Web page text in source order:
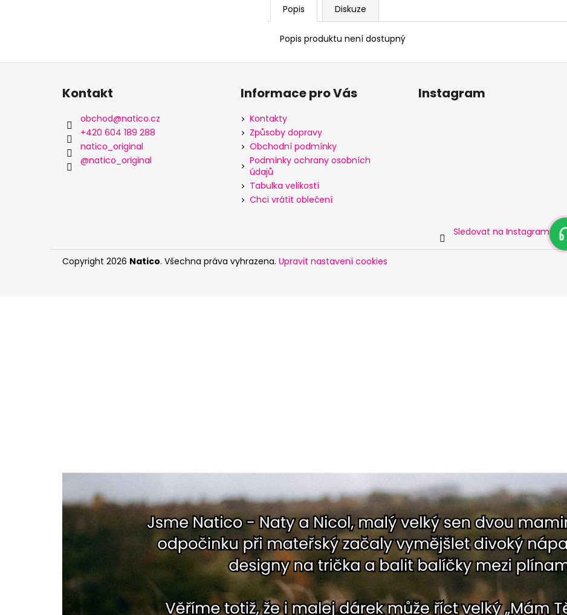
Popis Diskuze
Popis produktu není dostupný
Kontakt
obchod@natico.cz
+420 604 189 288
natico_original
@natico_original
Informace pro Vás
Kontakty
Způsoby dopravy
Obchodní podmínky
Podmínky ochrany osobních
údajů
Tabulka velikostí
Chci vrátit oblečení
Instagram
Sledovat na Instagramu
Copyright 2026 Natico. Všechna práva vyhrazena. Upravit nastavení cookies